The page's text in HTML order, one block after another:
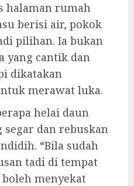
halaman rumah
berisi air, pokok
pilihan. Ia bukan
yang cantik dan
dikatakan
merawat luka.
helai daun
segar dan rebuskan
“Bila sudah
tadi di tempat
menyekat